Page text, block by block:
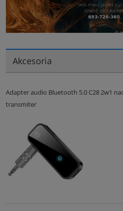
Akcesoria
Adapter audio Bluetooth 5.0 C28 2w1
transmiter